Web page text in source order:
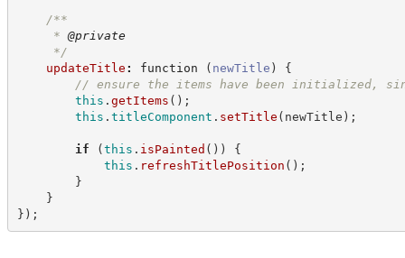
/**
* @private
*/
updateTitle : function ( newTitle )
{
// ensure the items have been initialized,
this . getItems ( ) ;
this . titleComponent . setTitle ( newTitle ) ;
if (this . isPainted ( ) )
{
this . refreshTitlePosition ( ) ;
}
}
} ) ;